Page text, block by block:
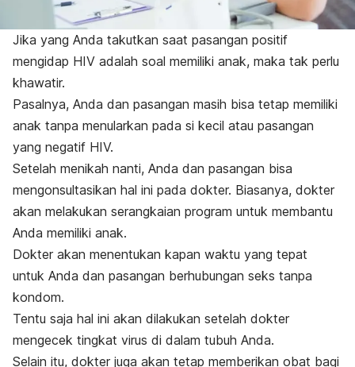
Jika yang Anda takutkan saat pasangan positif
mengidap HIV adalah soal memiliki anak, maka tak perlu
khawatir.
Pasalnya, Anda dan pasangan masih bisa tetap memiliki
anak tanpa menularkan pada si kecil atau pasangan
yang negatif HIV.
Setelah menikah nanti, Anda dan pasangan bisa
mengonsultasikan hal ini pada dokter. Biasanya, dokter
akan melakukan serangkaian program untuk membantu
Anda memiliki anak.
Dokter akan menentukan kapan waktu yang tepat
untuk Anda dan pasangan berhubungan seks tanpa
kondom.
Tentu saja hal ini akan dilakukan setelah dokter
mengecek tingkat virus di dalam tubuh Anda.
Selain itu, dokter juga akan tetap memberikan obat bagi